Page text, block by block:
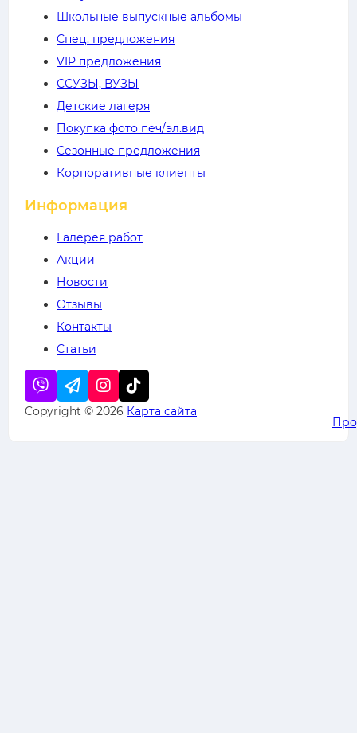
Школьные выпускные альбомы
Спец. предложения
VIP предложения
ССУЗЫ, ВУЗЫ
Детские лагеря
Покупка фото печ/эл.вид
Сезонные предложения
Корпоративные клиенты
Информация
Галерея работ
Акции
Новости
Отзывы
Контакты
Статьи
Copyright © 2026 Карта сайта